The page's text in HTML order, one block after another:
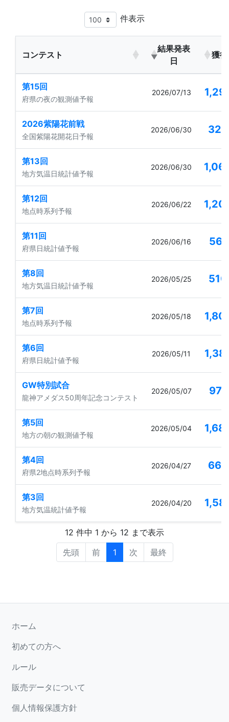
件表示
コンテスト
結果発表
日
獲
第15回
府県の夜の観測値予報
2026/07/13
2026紫陽花前戦
全国紫陽花開花日予報
2026/06/30
第13回
地方気温日統計値予報
2026/06/30
第12回
地点時系列予報
2026/06/22
第11回
府県日統計値予報
2026/06/16
第8回
地方気温日統計値予報
2026/05/25
第7回
地点時系列予報
2026/05/18
第6回
府県日統計値予報
2026/05/11
GW特別試合
龍神アメダス50周年記念コンテスト
2026/05/07 971
第5回
地方の朝の観測値予報
2026/05/04
第4回
府県2地点時系列予報
2026/04/27
第3回
地方気温統計値予報
2026/04/20
12 件中 1 から 12 まで表示
先頭
前 1 次 最終
ホーム
初めての方へ
ルール
販売データについて
個人情報保護方針